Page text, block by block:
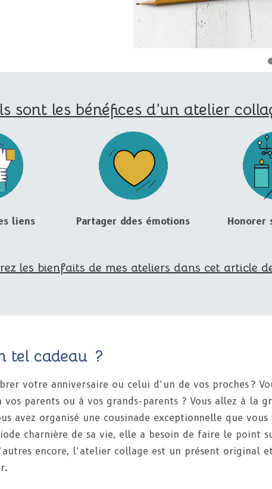
sont les bénéfices d’un atelier
liens Partager ddes émotions Honorer
les bienfaits de mes ateliers dans cet article
tel cadeau ?
votre anniversaire ou celui d’un de vos proches ?
parents ou à vos grands-parents ? Vous allez à la
avez organisé une cousinade exceptionnelle que
charnière de sa vie, elle a besoin de faire le point
encore, l’atelier collage est un présent original